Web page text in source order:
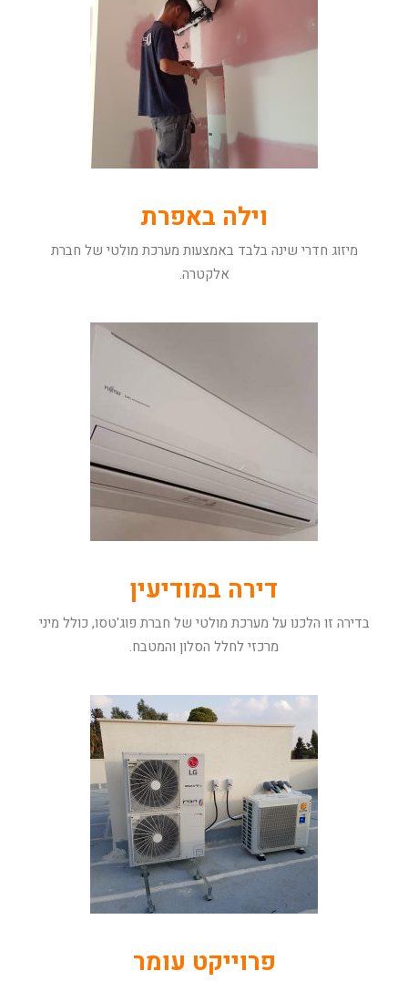
וילה באפרת
מיזוג חדרי שינה בלבד באמצעות מערכת מולטי של חברת
אלקטרה.
דירה במודיעין
בדירה זו הלכנו על מערכת מולטי של חברת פוג'טסו, כולל מיני
מרכזי לחלל הסלון והמטבח.
פרוייקט עומר